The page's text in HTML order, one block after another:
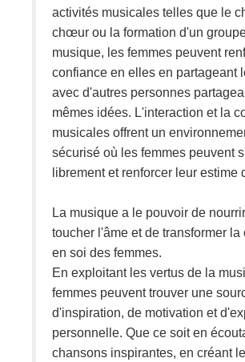
activités musicales telles que le
chœur ou la formation d'un
musique, les femmes peuvent
confiance en elles en partageant
avec d'autres personnes
mêmes idées. L'interaction et la
musicales offrent un
sécurisé où les femmes peuvent
librement et renforcer leur estime
La musique a le pouvoir de
toucher l'âme et de transformer la
en soi des femmes.
En exploitant les vertus de la
femmes peuvent trouver une
d'inspiration, de motivation et
personnelle. Que ce soit en
chansons inspirantes, en créant